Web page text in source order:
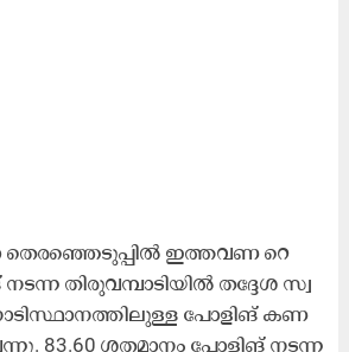
തെ​ര​ഞ്ഞെ​ടു​പ്പി​ൽ ഇ​ത്ത​വ​ണ റെ​
തി​രു​വ​മ്പാ​ടി​യി​ൽ ത​ദ്ദേ​ശ സ്വ​
പോ​ളി​ങ് ക​ണ​
83.60 ശ​ത​മാ​നം പോ​ളി​ങ് ന​ട​ന്ന